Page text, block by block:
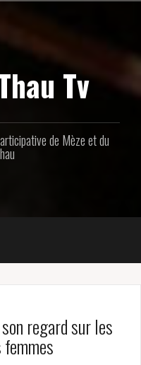
Tv
de Mèze et du
regard sur les